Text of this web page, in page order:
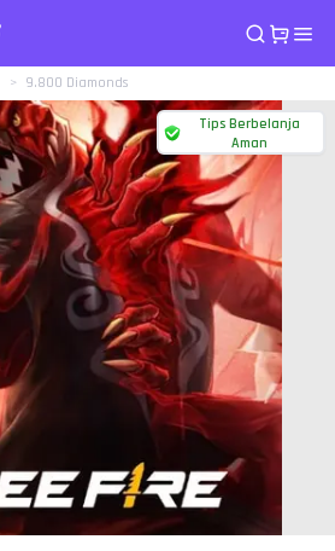
9.800 Diamonds
Tips Berbelanja
Aman